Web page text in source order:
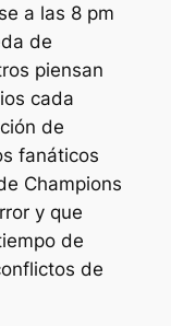
a las 8 pm
de
piensan
cada
de
fanáticos
Champions
y que
de
de